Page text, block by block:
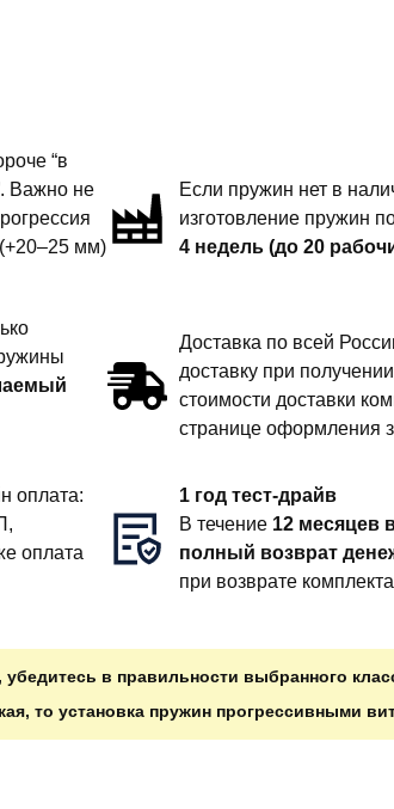
“в
Важно не
мм)
Если пружин нет в
изготовление пружин
4 недель (до 20
Доставка по всей
доставку при
стоимости доставки
странице оформления
оплата:
оплата
1 год тест-драйв
В течение 12 месяцев
полный возврат
при возврате
в правильности выбранного
то установка пружин прогрессивными